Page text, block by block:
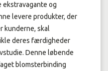
ekstravagante og
levere produkter, der
kunderne, skal
deres færdigheder
Denne løbende
blomsterbinding